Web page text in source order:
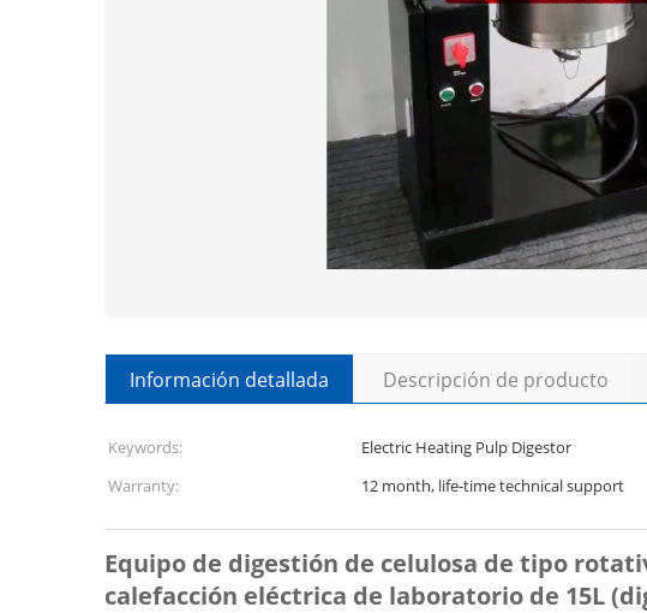
Información detallada Descripción de producto
Keywords: Electric Heating Pulp Digestor
Warranty:
12 month, life-time technical support
Equipo de digestión de celulosa de tipo
calefacción eléctrica de laboratorio de 15L